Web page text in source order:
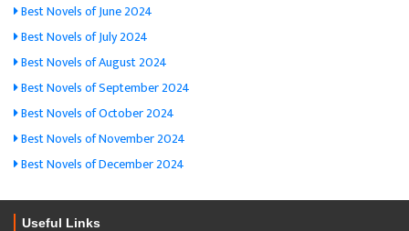
Best Novels of June 2024
Best Novels of July 2024
Best Novels of August 2024
Best Novels of September 2024
Best Novels of October 2024
Best Novels of November 2024
Best Novels of December 2024
Useful Links